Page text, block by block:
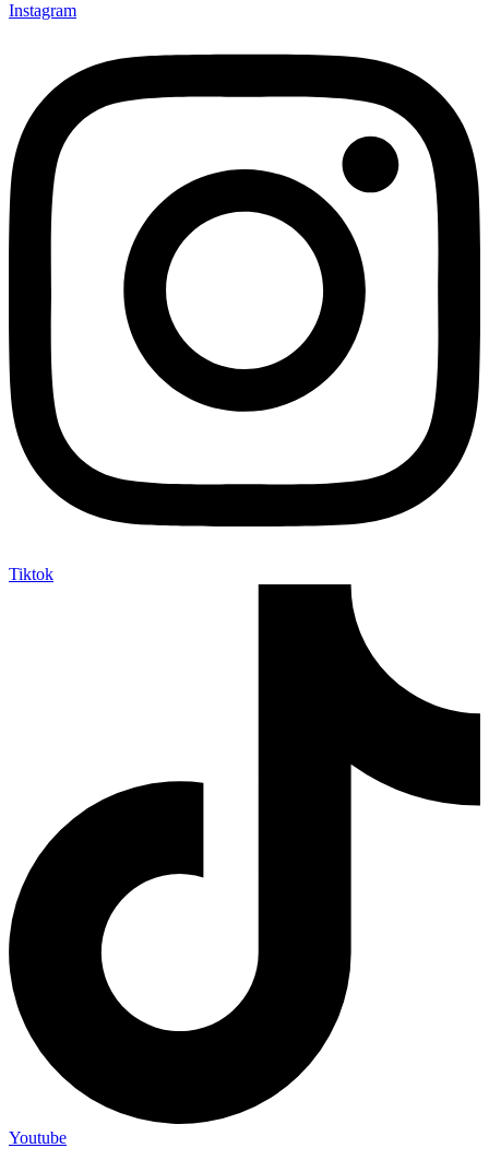
Instagram
Tiktok
Youtube